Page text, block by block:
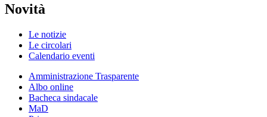
Novità
Le notizie
Le circolari
Calendario eventi
Amministrazione Trasparente
Albo online
Bacheca sindacale
MaD